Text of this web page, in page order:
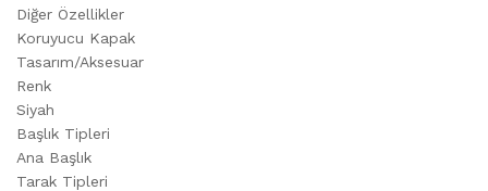
Diğer Özellikler
Koruyucu Kapak
Tasarım/Aksesuar
Renk
Siyah
Başlık Tipleri
Ana Başlık
Tarak Tipleri